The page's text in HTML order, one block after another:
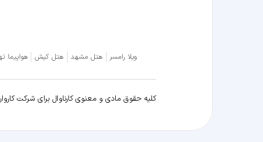
ویلا رامسر هتل مشهد هتل کیش هواپیما
کلیه حقوق مادی و معنوی کارناوال برای شرکت